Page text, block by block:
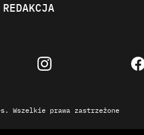
REDAKCJA
Wszelkie prawa zastrzeżone